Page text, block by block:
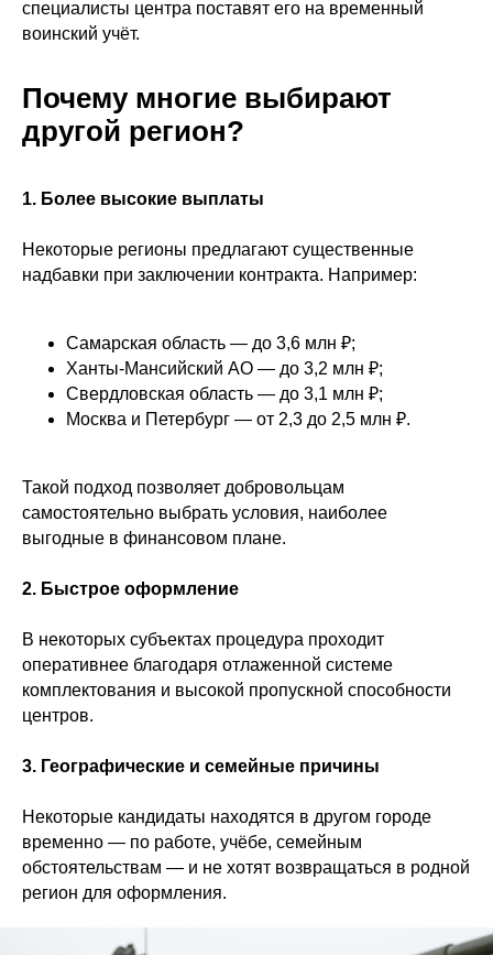
специалисты центра поставят его на временный
воинский учёт.
Почему многие выбирают
другой регион?
1. Более высокие выплаты
Некоторые регионы предлагают существенные
надбавки при заключении контракта. Например:
Самарская область — до 3,6 млн ₽;
Ханты-Мансийский АО — до 3,2 млн ₽;
Свердловская область — до 3,1 млн ₽;
Москва и Петербург — от 2,3 до 2,5 млн ₽.
Такой подход позволяет добровольцам
самостоятельно выбрать условия, наиболее
выгодные в финансовом плане.
2. Быстрое оформление
В некоторых субъектах процедура проходит
оперативнее благодаря отлаженной системе
комплектования и высокой пропускной способности
центров.
3. Географические и семейные причины
Некоторые кандидаты находятся в другом городе
временно — по работе, учёбе, семейным
обстоятельствам — и не хотят возвращаться в родной
регион для оформления.